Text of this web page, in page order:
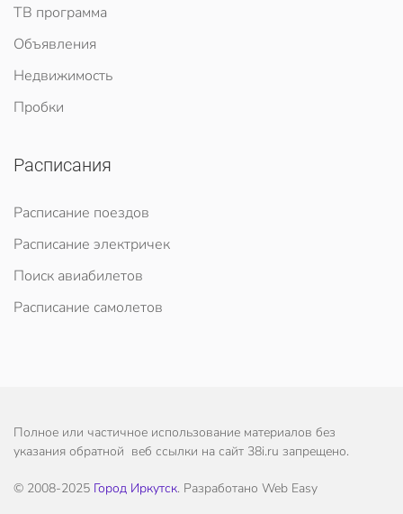
ТВ программа
Объявления
Недвижимость
Пробки
Расписания
Расписание поездов
Расписание электричек
Поиск авиабилетов
Расписание самолетов
Полное или частичное использование материалов без
указания обратной веб ссылки на сайт 38i.ru запрещено.
© 2008-2025 Город Иркутск. Разработано Web Easy